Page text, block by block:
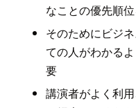
なことの優先順
そのためにビジ
ての人がわかる
要
講演者がよく利